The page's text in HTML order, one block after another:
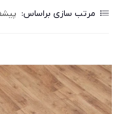
مرتب سازی براساس: